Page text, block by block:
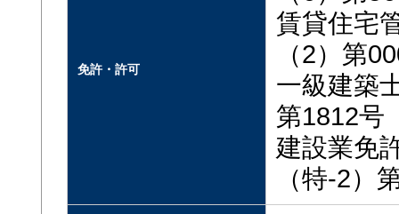
免許・許可
賃貸住
（2）第
一級建
第1812号
建設
（特-2）